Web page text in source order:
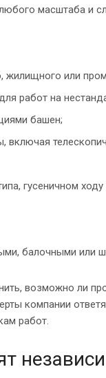
масштаба и
или
работ на
башен;
гусеничном
балочными или
возможно ли
компании
работ.